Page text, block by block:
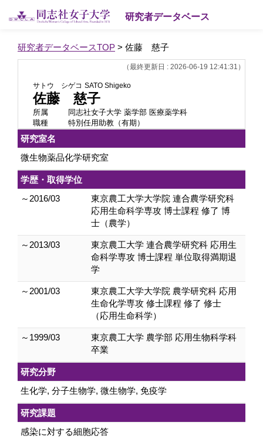
研究者データベース
研究者データベースTOP > 佐藤 慈子
（最終更新日 : 2026-06-19 12:41:31）
サトウ シゲコ SATO Shigeko
佐藤 慈子
所属
同志社女子大学 薬学部 医療薬学科
職種
特別任用助教（有期）
研究室名
微生物薬品化学研究室
学歴・取得学位
～2016/03
東京農工大学大学院 連合農学研究科
応用生命科学専攻 博士課程 修了 博
士（農学）
～2013/03
東京農工大学 連合農学研究科 応用生
命科学専攻 博士課程 単位取得満期退
学
～2001/03
東京農工大学大学院 農学研究科 応用
生命化学専攻 修士課程 修了 修士
（応用生命科学）
～1999/03
東京農工大学 農学部 応用生物科学科
卒業
研究分野
生化学, 分子生物学, 微生物学, 免疫学
研究課題
感染に対する細胞応答